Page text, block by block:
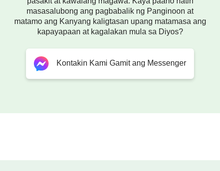
Diyos sa bawat posibleng paraan, Nanindigan siya
na ibigay ang kanyang buong buhay sa Diyos at
tuparin ang kanyang mga pananagutan bilang isa
biyaya ng Diyos.
masasalubong ang pagbabalik ng Panginoon at
matamo ang Kanyang kaligtasan upang matamasa ang
kapayapaan at kagalakan mula sa Diyos?
Kontakin Kami Gamit ang Messenger